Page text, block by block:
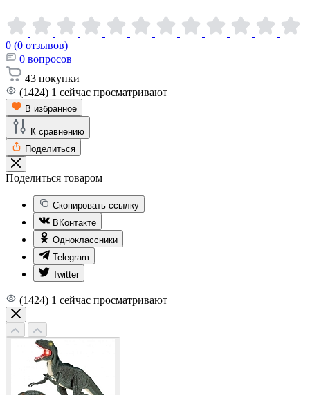
0 (0 отзывов)
0 вопросов
43 покупки
(1424) 1 сейчас просматривают
В избранное
К сравнению
Поделиться
Поделиться товаром
Скопировать ссылку
ВКонтакте
Одноклассники
Telegram
Twitter
(1424) 1 сейчас просматривают